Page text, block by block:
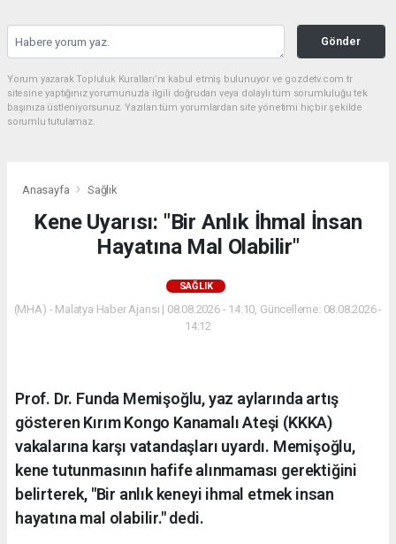
Gönder
Yorum yazarak Topluluk Kuralları’nı kabul etmiş bulunuyor ve gozdetv.com.tr
sitesine yaptığınız yorumunuzla ilgili doğrudan veya dolaylı tüm sorumluluğu tek
başınıza üstleniyorsunuz. Yazılan tüm yorumlardan site yönetimi hiçbir şekilde
sorumlu tutulamaz.
Anasayfa Sağlık
Kene Uyarısı: "Bir Anlık İhmal İnsan
Hayatına Mal Olabilir"
SAĞLIK
(MHA) - Malatya Haber Ajansı | 08.08.2026 - 14:10, Güncelleme: 08.08.2026 -
14:12
Prof. Dr. Funda Memişoğlu, yaz aylarında artış
gösteren Kırım Kongo Kanamalı Ateşi (KKKA)
vakalarına karşı vatandaşları uyardı. Memişoğlu,
kene tutunmasının hafife alınmaması gerektiğini
belirterek, "Bir anlık keneyi ihmal etmek insan
hayatına mal olabilir." dedi.